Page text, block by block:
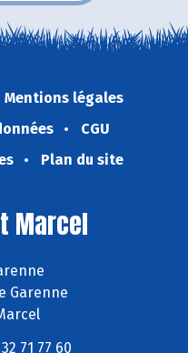
Mentions légales
CGU
Plan du site
Marcel
Garenne
71 77 60